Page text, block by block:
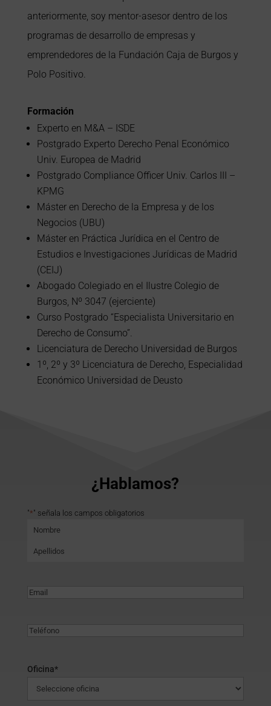
anteriormente, soy mentor-asesor dentro de los
programas de desarrollo de empresas y
emprendedores de la Fundación Caja de Burgos y
Polo Positivo.
Formación
Experto en M&A – ISDE
Postgrado Experto Derecho Penal Económico
Univ. Europea de Madrid
Postgrado Compliance Officer Univ. Carlos III –
KPMG
Máster en Derecho de la Empresa y de los
Negocios (UBU)
Máster en Práctica Jurídica en el Centro de
Estudios e Investigaciones Jurídicas de Madrid
(CEIJ)
Abogado Colegiado en el Ilustre Colegio de
Burgos, Nº 3047 (ejerciente)
Curso Postgrado “Especialista Universitario en
Derecho de Consumo”.
Licenciatura de Derecho Universidad de Burgos
1º, 2º y 3º Licenciatura de Derecho, Especialidad
Económico Universidad de Deusto
¿Hablamos?
"*" señala los campos obligatorios
*
Nombre
Email
Teléfono
Oficina*